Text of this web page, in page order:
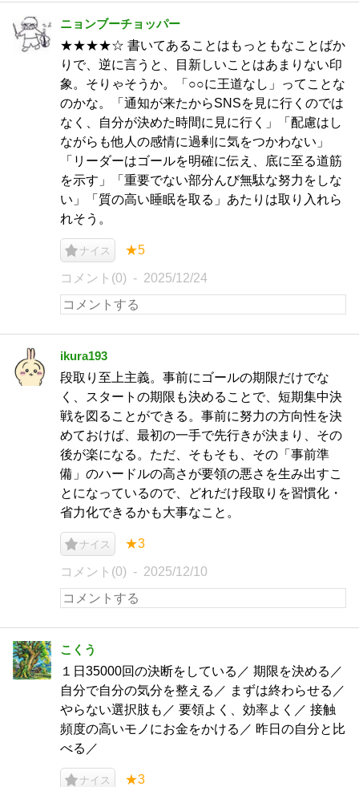
ニョンブーチョッパー
★★★★☆ 書いてあることはもっともなことばか
りで、逆に言うと、目新しいことはあまりない印
象。そりゃそうか。「○○に王道なし」ってことな
のかな。「通知が来たからSNSを見に行くのでは
なく、自分が決めた時間に見に行く」「配慮はし
ながらも他人の感情に過剰に気をつかわない」
「リーダーはゴールを明確に伝え、底に至る道筋
を示す」「重要でない部分んび無駄な努力をしな
い」「質の高い睡眠を取る」あたりは取り入れら
れそう。
ナイス ★5
コメント(0) 2025/12/24
ikura193
段取り至上主義。事前にゴールの期限だけでな
く、スタートの期限も決めることで、短期集中決
戦を図ることができる。事前に努力の方向性を決
めておけば、最初の一手で先行きが決まり、その
後が楽になる。ただ、そもそも、その「事前準
備」のハードルの高さが要領の悪さを生み出すこ
とになっているので、どれだけ段取りを習慣化・
省力化できるかも大事なこと。
ナイス ★3
コメント(0) 2025/12/10
こくう
１日35000回の決断をしている／ 期限を決める／
自分で自分の気分を整える／ まずは終わらせる／
やらない選択肢も／ 要領よく、効率よく／ 接触
頻度の高いモノにお金をかける／ 昨日の自分と比
べる／
ナイス ★3